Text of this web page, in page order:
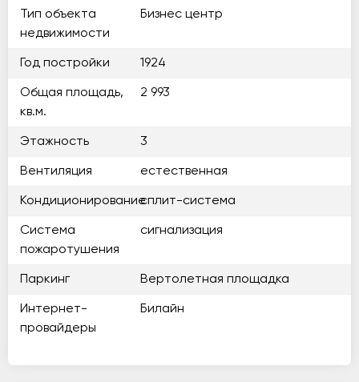
Тип объекта
недвижимости
Бизнес центр
Год постройки 1924
Общая площадь,
кв.м.
2 993
Этажность 3
Вентиляция естественная
Кондиционированиесплит-система
Система
пожаротушения
сигнализация
Паркинг Вертолетная площадка
Интернет-
провайдеры
Билайн